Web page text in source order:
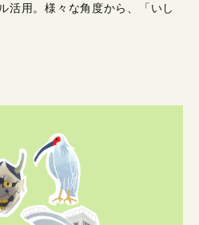
活用。様々な角度から、「いし